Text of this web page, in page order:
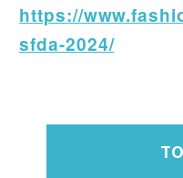
https://
sfda-2024/